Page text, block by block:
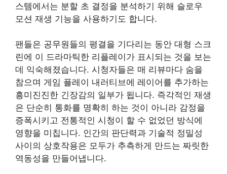
스템에서는 분할 초 결정을 분석하기 위해 슬로우
모션 재생 기능을 사용하기도 합니다.
팬들은 공무원들의 평결을 기다리는 동안 대형 스크
린에 이 드라마틱한 리플레이가 표시되는 것을 보는
데 익숙해졌습니다. 시청자들은 매 리뷰마다 숨을
참으며 게임 플레이 내러티브에 레이어를 추가하는
흥미진진한 긴장감의 일부가 됩니다. 즉각적인 재생
은 단순히 통화를 명확히 하는 것이 아니라 감정을
증폭시키고 전통적인 시청이 할 수 없었던 방식에
영향을 미칩니다. 인간의 판단력과 기술적 정밀성
사이의 상호작용은 모두가 추측하게 만드는 짜릿한
역동성을 만들어냅니다.